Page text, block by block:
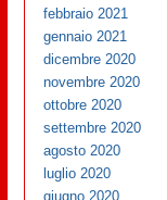
febbraio 2021
gennaio 2021
dicembre 2020
novembre 2020
ottobre 2020
settembre 2020
agosto 2020
luglio 2020
giugno 2020